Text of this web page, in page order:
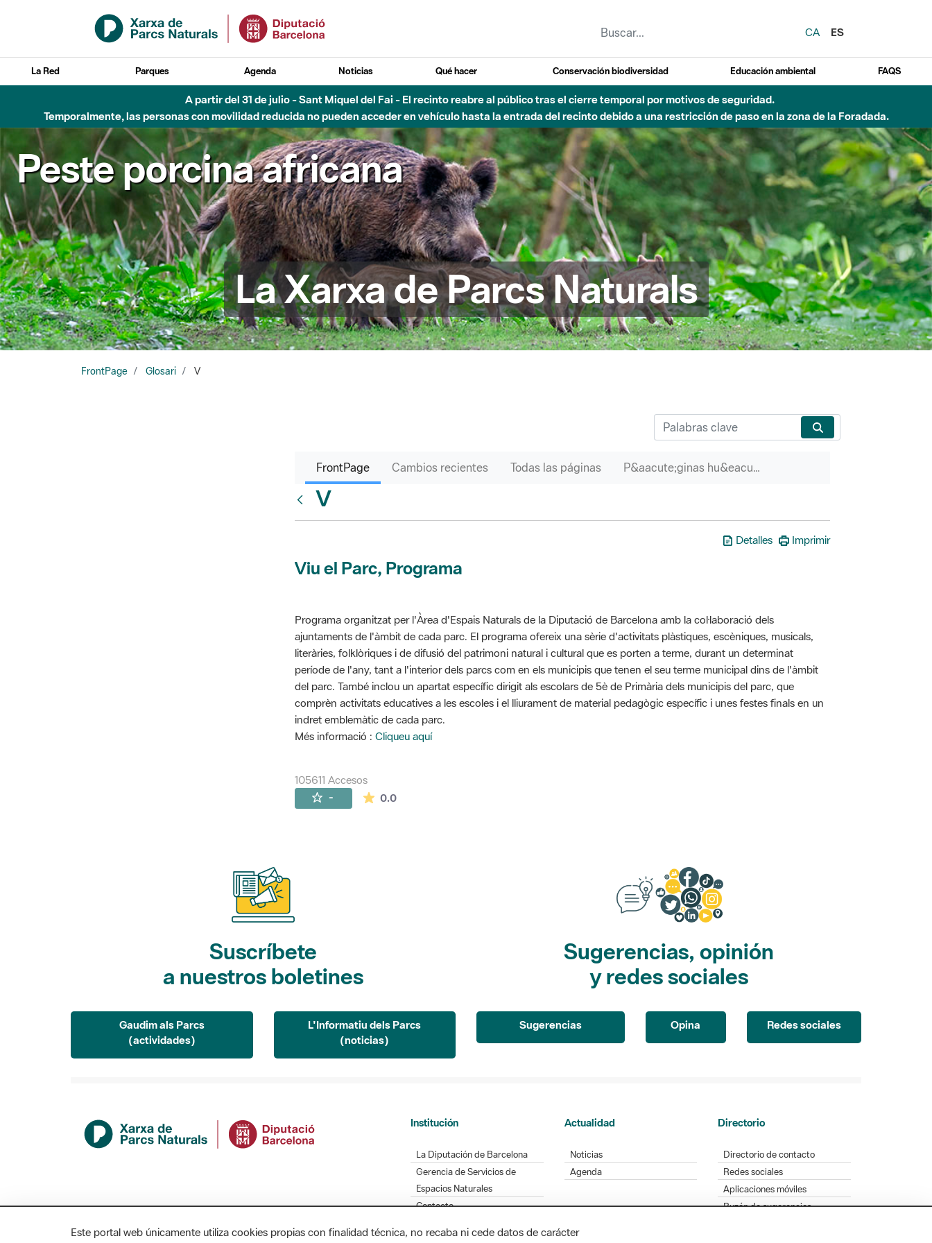
Saltar al contenido principal
CA
ES
La Red Parques Agenda Noticias Qué hacer Conservación biodiversidad Educación ambiental FAQS
A partir del 31 de julio - Sant Miquel del Fai - El recinto reabre al público tras el cierre temporal por motivos de seguridad.
Temporalmente, las personas con movilidad reducida no pueden acceder en vehículo hasta la entrada del recinto debido a una restricción de paso en la zona de la Foradada.
Peste porcina africana
La Xarxa de Parcs Naturals
FrontPage Glosari V
FrontPage Cambios recientes Todas las páginas P&aacute;ginas hu&eacute;rfanas
V
Detalles Imprimir
Viu el Parc, Programa
Programa organitzat per l'Àrea d'Espais Naturals de la Diputació de Barcelona amb la col·laboració dels
ajuntaments de l'àmbit de cada parc. El programa ofereix una sèrie d'activitats plàstiques, escèniques, musicals,
literàries, folklòriques i de difusió del patrimoni natural i cultural que es porten a terme, durant un determinat
període de l'any, tant a l'interior dels parcs com en els municipis que tenen el seu terme municipal dins de l'àmbit
del parc. També inclou un apartat específic dirigit als escolars de 5è de Primària dels municipis del parc, que
comprèn activitats educatives a les escoles i el lliurament de material pedagògic específic i unes festes finals en un
indret emblemàtic de cada parc.
Més informació : Cliqueu aquí
105611 Accesos
- 0.0La valoración media es de 0 estrellas de 5.
Suscríbete
a nuestros boletines
Gaudim als Parcs
(actividades)
L'Informatiu dels Parcs
(noticias)
Sugerencias, opinión
y redes sociales
Sugerencias Opina Redes sociales
Institución
La Diputación de Barcelona
Gerencia de Servicios de
Espacios Naturales
Contacto
Actualidad
Noticias
Agenda
Directorio
Directorio de contacto
Redes sociales
Aplicaciones móviles
Buzón de sugerencias
Este portal web únicamente utiliza cookies propias con finalidad técnica, no recaba ni cede datos de carácter